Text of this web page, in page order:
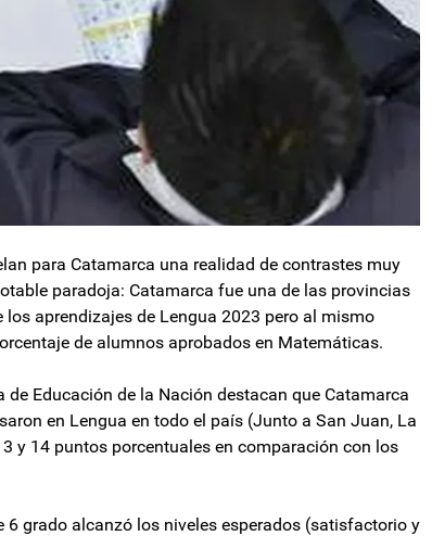
para Catamarca una realidad de contrastes muy
paradoja: Catamarca fue una de las provincias
aprendizajes de Lengua 2023 pero al mismo
de alumnos aprobados en Matemáticas.
Educación de la Nación destacan que Catamarca
en Lengua en todo el país (Junto a San Juan, La
y 14 puntos porcentuales en comparación con los
6 grado alcanzó los niveles esperados (satisfactorio y